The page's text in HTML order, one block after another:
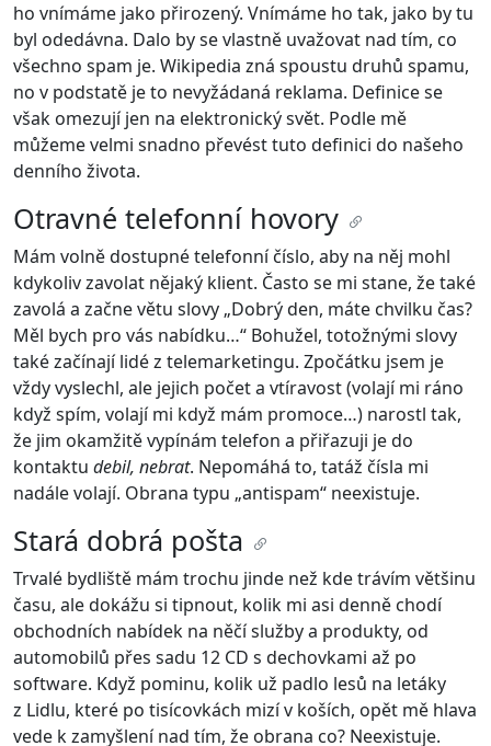
ho vnímáme jako přirozený. Vnímáme ho tak, jako by tu
byl odedávna. Dalo by se vlastně uvažovat nad tím, co
všechno spam je. Wikipedia zná spoustu druhů spamu,
no v podstatě je to nevyžádaná reklama. Definice se
však omezují jen na elektronický svět. Podle mě
můžeme velmi snadno převést tuto definici do našeho
denního života.
Otravné telefonní hovory
Mám volně dostupné telefonní číslo, aby na něj mohl
kdykoliv zavolat nějaký klient. Často se mi stane, že také
zavolá a začne větu slovy „Dobrý den, máte chvilku čas?
Měl bych pro vás nabídku…“ Bohužel, totožnými slovy
také začínají lidé z telemarketingu. Zpočátku jsem je
vždy vyslechl, ale jejich počet a vtíravost (volají mi ráno
když spím, volají mi když mám promoce…) narostl tak,
že jim okamžitě vypínám telefon a přiřazuji je do
kontaktu debil, nebrat. Nepomáhá to, tatáž čísla mi
nadále volají. Obrana typu „antispam“ neexistuje.
Stará dobrá pošta
Trvalé bydliště mám trochu jinde než kde trávím většinu
času, ale dokážu si tipnout, kolik mi asi denně chodí
obchodních nabídek na něčí služby a produkty, od
automobilů přes sadu 12 CD s dechovkami až po
software. Když pominu, kolik už padlo lesů na letáky
z Lidlu, které po tisícovkách mizí v koších, opět mě hlava
vede k zamyšlení nad tím, že obrana co? Neexistuje.